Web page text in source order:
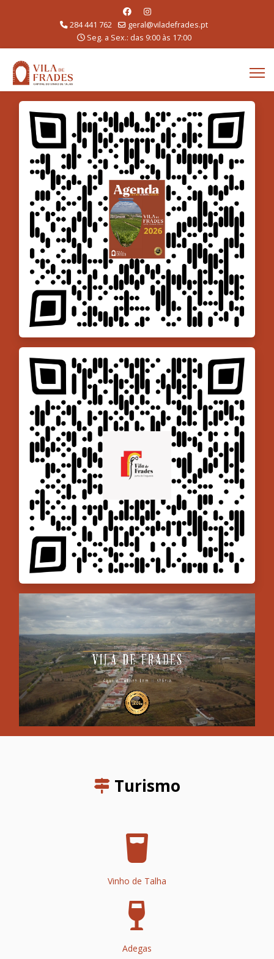
284 441 762
geral@viladefrades.pt
Seg. a Sex.: das 9:00 às 17:00
Turismo
Vinho de Talha
Adegas